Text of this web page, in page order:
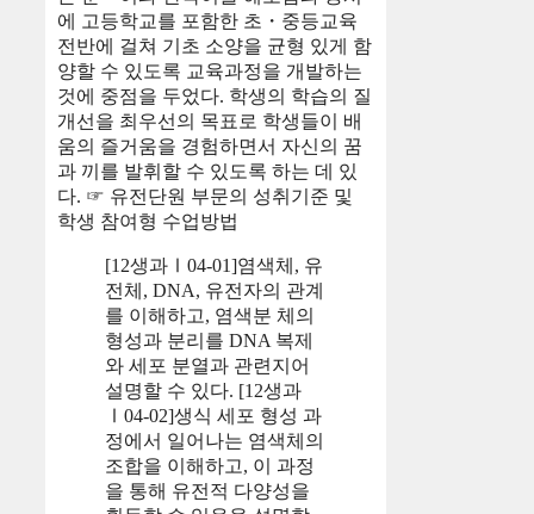
에 고등학교를 포함한 초・중등교육
전반에 걸쳐 기초 소양을 균형 있게 함
양할 수 있도록 교육과정을 개발하는
것에 중점을 두었다. 학생의 학습의 질
개선을 최우선의 목표로 학생들이 배
움의 즐거움을 경험하면서 자신의 꿈
과 끼를 발휘할 수 있도록 하는 데 있
다. ☞ 유전단원 부문의 성취기준 및
학생 참여형 수업방법
[12생과Ⅰ04-01]염색체, 유
전체, DNA, 유전자의 관계
를 이해하고, 염색분 체의
형성과 분리를 DNA 복제
와 세포 분열과 관련지어
설명할 수 있다. [12생과
Ⅰ04-02]생식 세포 형성 과
정에서 일어나는 염색체의
조합을 이해하고, 이 과정
을 통해 유전적 다양성을